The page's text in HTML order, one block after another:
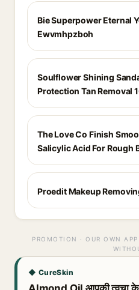
Bie Superpower Eternal
Ewvmhpzboh
Soulflower Shining
Protection Tan Removal
The Love Co Finish
Salicylic Acid For Rough
Proedit Makeup
PROMOTION · OUR OWN
◆ CureSkin